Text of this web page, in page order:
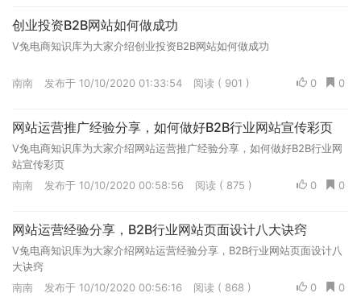
创业投资B2B网站如何做成功
V兔电商知识库为大家介绍创业投资B2B网站如何做成功
0
0
南南 发布于 10/10/2020 01:33:54 阅读 ( 901 )
网站运营推广经验分享，如何做好B2B行业网站宣传彩页
V兔电商知识库为大家介绍网站运营推广经验分享，如何做好B2B行业网
站宣传彩页
0
0
南南 发布于 10/10/2020 00:58:56 阅读 ( 875 )
网站运营经验分享，B2B行业网站页面设计八大诀窍
V兔电商知识库为大家介绍网站运营经验分享，B2B行业网站页面设计八
大诀窍
0
0
南南 发布于 10/10/2020 00:56:16 阅读 ( 868 )